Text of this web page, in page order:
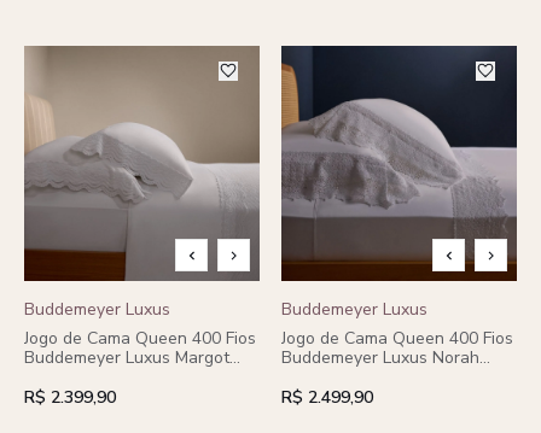
Buddemeyer Luxus
Jogo de Cama Queen 400 Fios
Buddemeyer Luxus Margot
renda 4 peças
R$ 2.399,90
Buddemeyer Luxus
Jogo de Cama Queen 400 Fios
Buddemeyer Luxus Norah
Branco c/ renda Branca 4
R$ 2.499,90